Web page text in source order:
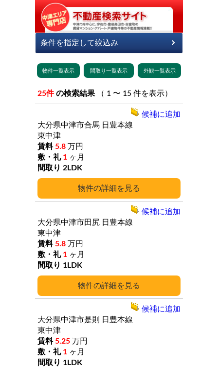
25件 の検索結果 （ 1 〜 15 件を表示）
詳細
大分県中津市合馬 日豊本線
東中津
5.8 万円
1 ヶ月
2LDK
候補に追加
詳細
大分県中津市田尻 日豊本線
東中津
5.8 万円
1 ヶ月
1LDK
候補に追加
大分県中津市是則
日豊本線
東中津
5.25 万円
1 ヶ月
1LDK
候補に追加